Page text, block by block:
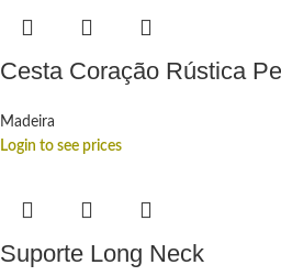
Cesta Coração Rústica
Madeira
Login to see prices
Suporte Long Neck